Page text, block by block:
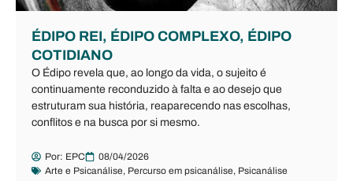
ÉDIPO REI, ÉDIPO COMPLEXO, ÉDIPO
COTIDIANO
O Édipo revela que, ao longo da vida, o sujeito é
continuamente reconduzido à falta e ao desejo que
estruturam sua história, reaparecendo nas escolhas,
conflitos e na busca por si mesmo.
Por: EPC
08/04/2026
Arte e Psicanálise, Percurso em psicanálise, Psicanálise